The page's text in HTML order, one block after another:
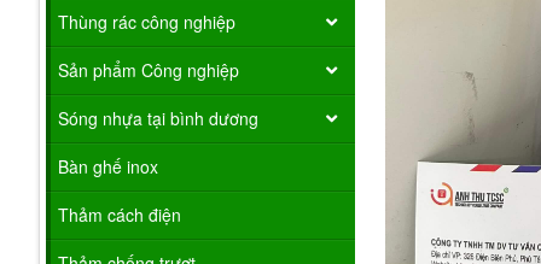
Thùng rác công nghiệp
Sản phẩm Công nghiệp
Sóng nhựa tại bình dương
Bàn ghế inox
Thảm cách điện